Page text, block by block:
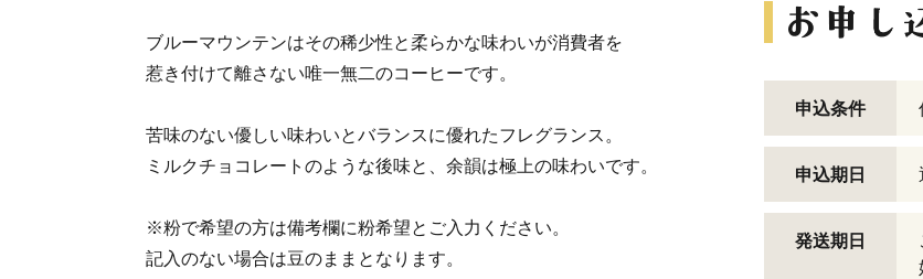
ブルーマウンテンはその稀少性と柔らかな味わいが消費者を
惹き付けて離さない唯一無二のコーヒーです。
苦味のない優しい味わいとバランスに優れたフレグランス。
ミルクチョコレートのような後味と、余韻は極上の味わいです。
※粉で希望の方は備考欄に粉希望とご入力ください。
記入のない場合は豆のままとなります。
申込条件
申込期日
発送期日